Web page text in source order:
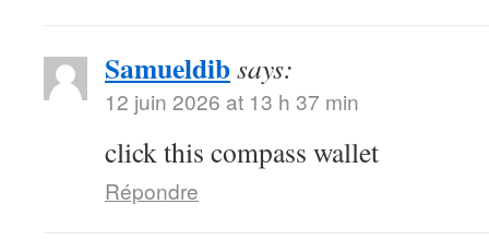
Samueldibsays:
12 juin 2026 at 13 h 37 min
click this compass wallet
Répondre